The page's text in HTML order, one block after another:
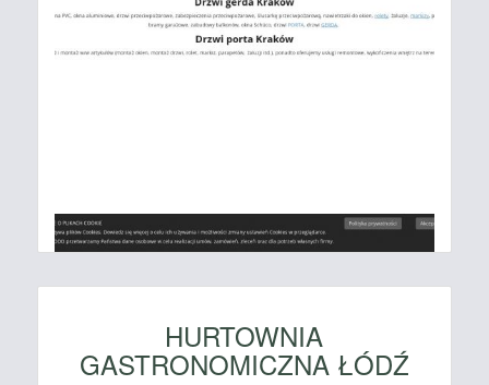
HURTOWNIA
GASTRONOMICZNA ŁÓDŹ